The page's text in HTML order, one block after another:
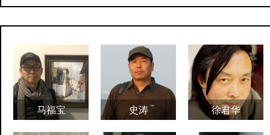
马福宝 史涛 徐君华